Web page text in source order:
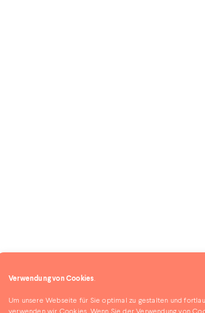
Verwendung von Cookies.
Um unsere Webseite für Sie optimal zu gestalten und